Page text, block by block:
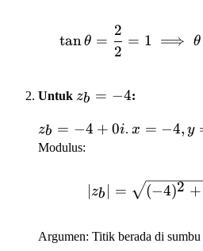
tanθ =
2
2
= 1 ⟹ θ
Untuk z_b
-4
zb = −4:
z_b
=
zb = −4 + 0i.x=-4,
x = −4, y
Modulus:
zb = (−4)2 +
Argumen: Titik berada di